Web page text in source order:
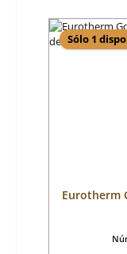
Sólo 1
Eurotherm